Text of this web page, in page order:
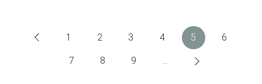
1 2 3 4 5 6
7 8 9 …